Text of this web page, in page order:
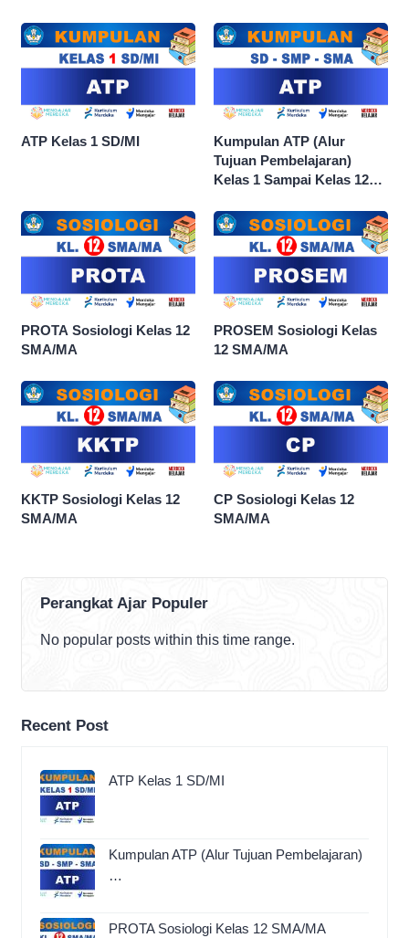
ATP Kelas 1 SD/MI
Kumpulan ATP (Alur
Tujuan Pembelajaran)
Kelas 1 Sampai Kelas 12
PROTA Sosiologi Kelas 12
SMA/MA
PROSEM Sosiologi Kelas
12 SMA/MA
KKTP Sosiologi Kelas 12
SMA/MA
CP Sosiologi Kelas 12
SMA/MA
Perangkat Ajar Populer
No popular posts within this time range.
Recent Post
ATP Kelas 1 SD/MI
Kumpulan ATP (Alur Tujuan Pembelajaran)
…
PROTA Sosiologi Kelas 12 SMA/MA